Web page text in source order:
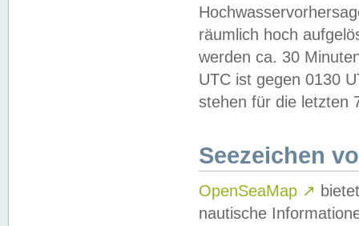
räumlich hoch
werden ca. 30
UTC ist gegen 0130
stehen für die letzten
Seezeichen
OpenSeaMap ↗
nautische